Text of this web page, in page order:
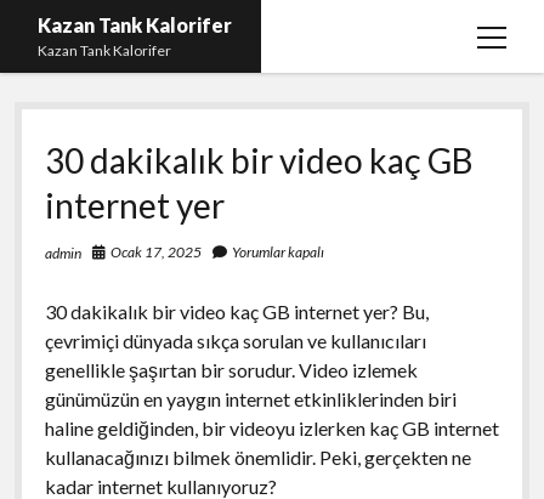
Kazan Tank Kalorifer
Kazan Tank Kalorifer
menüyü
Igtv Beğeni Çoğaltma
Liste
Sayfa Listesi
Spotify Dinlenme Yükseltme Hilesi
Twitter Gizli Hesap Yorumları
30 dakikalık bir video kaç GB
internet yer
admin Ocak 17, 2025 Yorumlar kapalı
30 dakikalık bir video kaç GB internet yer? Bu,
çevrimiçi dünyada sıkça sorulan ve kullanıcıları
genellikle şaşırtan bir sorudur. Video izlemek
günümüzün en yaygın internet etkinliklerinden biri
haline geldiğinden, bir videoyu izlerken kaç GB internet
kullanacağınızı bilmek önemlidir. Peki, gerçekten ne
kadar internet kullanıyoruz?